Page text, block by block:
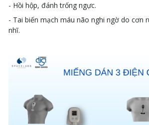
- Hồi hộp, đánh trống ngực.
- Tai biến mạch máu não nghi ngờ do cơn
nhĩ.